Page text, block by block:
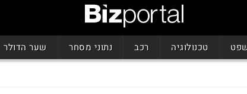
טכנולוגיה רכב נתוני מסחר שער הדולר